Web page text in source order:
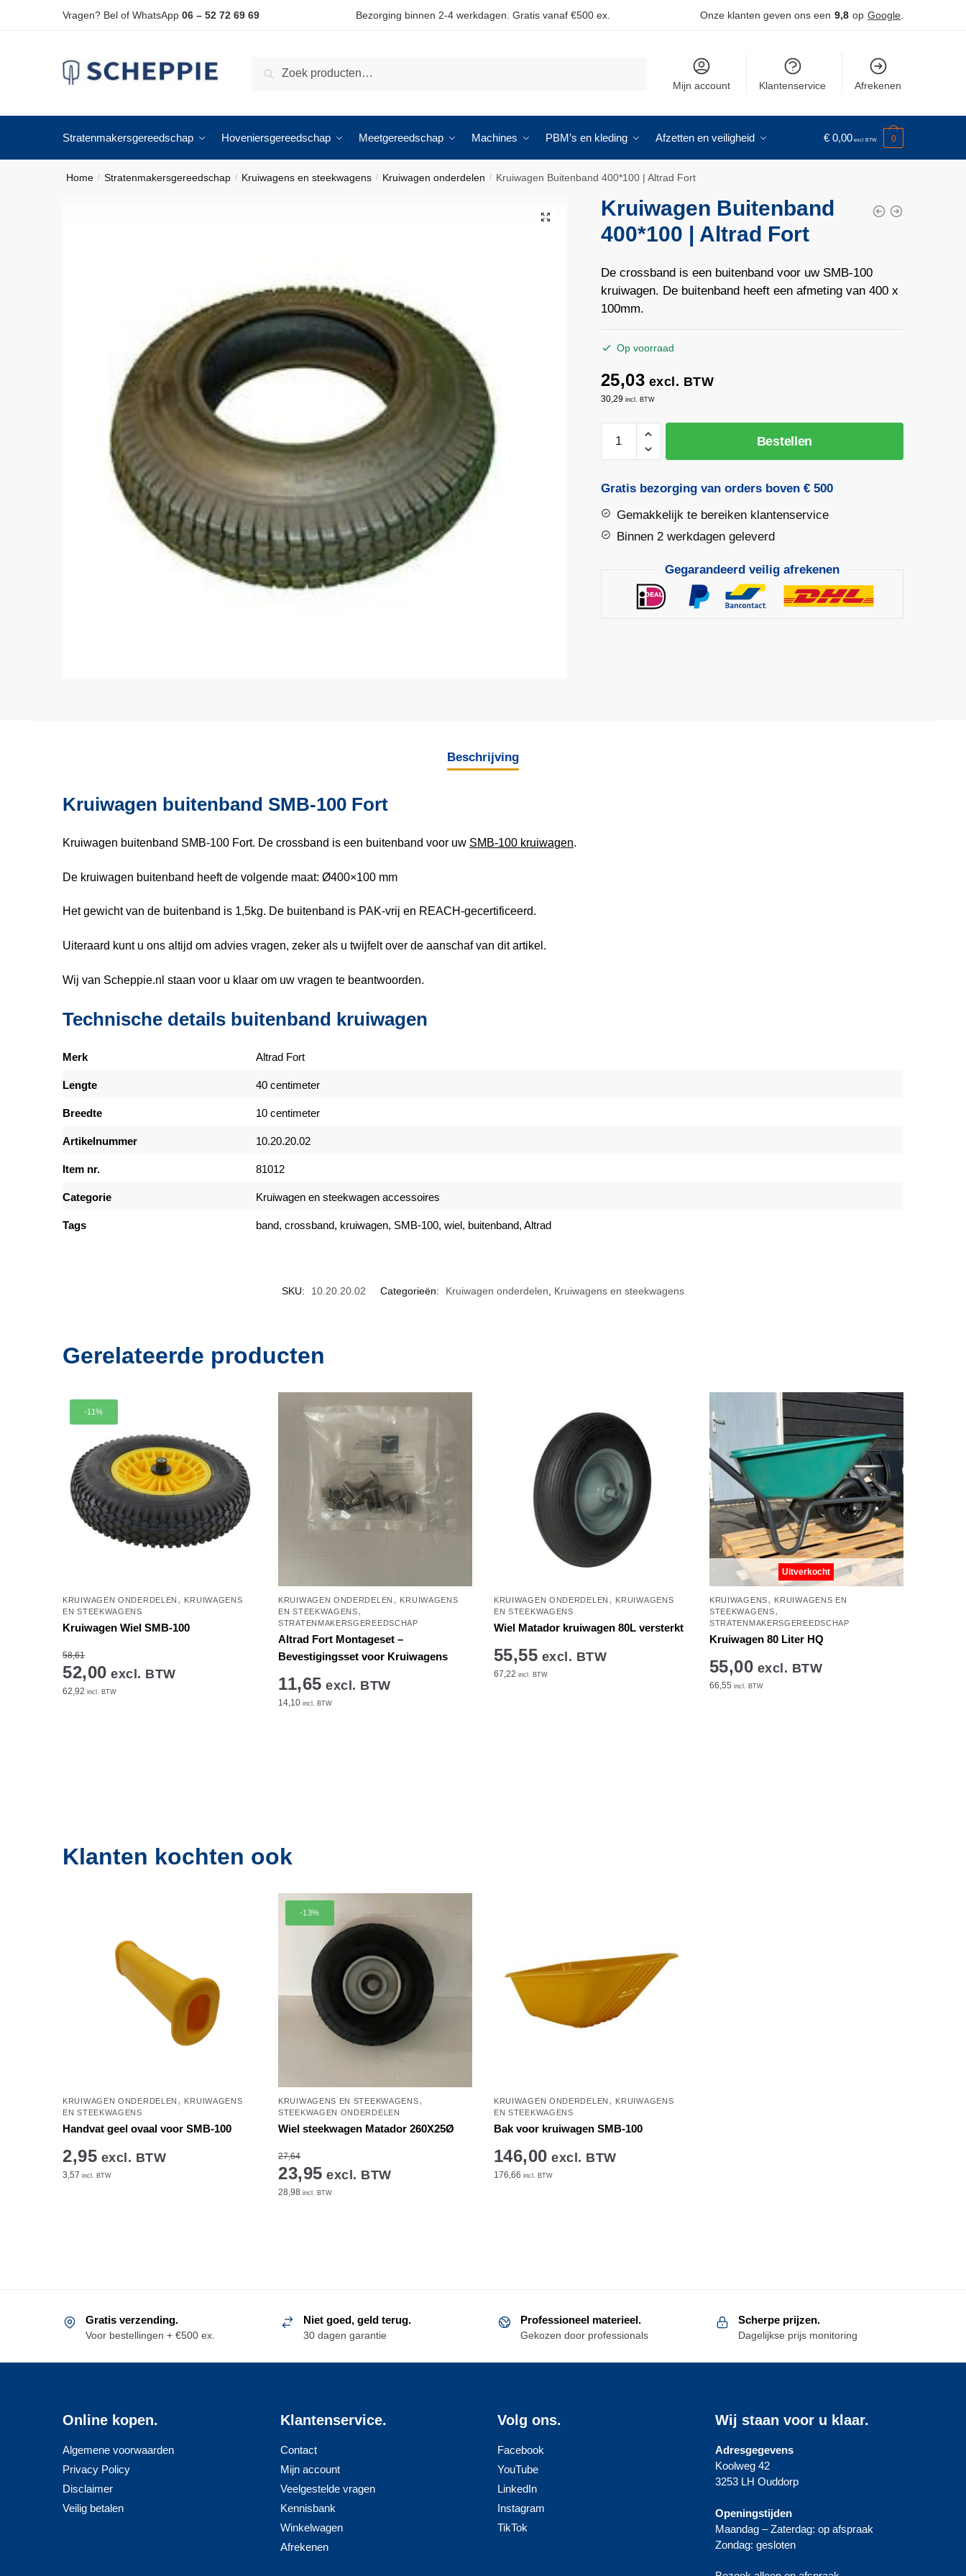
Vragen? Bel of WhatsApp 06 – 52 72 69 69 Bezorging binnen 2-4 werkdagen. Gratis vanaf €500 ex. Onze klanten geven ons een 9,8 op Google
Zoeken
Mijn account Klantenservice Afrekenen
Stratenmakersgereedschap Hoveniersgereedschap Meetgereedschap Machines PBM’s en kleding Afzetten en veiligheid € 0,00 0
Home / Stratenmakersgereedschap / Kruiwagens en steekwagens / Kruiwagen onderdelen / Kruiwagen Buitenband 400*100 | Altrad Fort
🔍
Kruiwagen Buitenband
400*100 | Altrad Fort
De crossband is een buitenband voor uw SMB-100
kruiwagen. De buitenband heeft een afmeting van 400 x
100mm.
Op voorraad
25,03 excl. BTW
30,29incl. BTW
Kruiwagen
Buitenband
|
Fort
aantal
Bestellen
Gratis bezorging van orders boven € 500
Gemakkelijk te bereiken klantenservice
Binnen 2 werkdagen geleverd
Gegarandeerd veilig afrekenen
Beschrijving
Kruiwagen buitenband SMB-100 Fort
Kruiwagen buitenband SMB-100 Fort. De crossband is een buitenband voor uw SMB-100 kruiwagen.
De kruiwagen buitenband heeft de volgende maat: Ø400×100 mm
Het gewicht van de buitenband is 1,5kg. De buitenband is PAK-vrij en REACH-gecertificeerd.
Uiteraard kunt u ons altijd om advies vragen, zeker als u twijfelt over de aanschaf van dit artikel.
Wij van Scheppie.nl staan voor u klaar om uw vragen te beantwoorden.
Technische details buitenband kruiwagen
Merk Altrad Fort
Lengte 40 centimeter
Breedte 10 centimeter
Artikelnummer 10.20.20.02
Item nr. 81012
Categorie Kruiwagen en steekwagen accessoires
Tags band, crossband, kruiwagen, SMB-100, wiel, buitenband, Altrad
SKU: 10.20.20.02 Categorieën: Kruiwagen onderdelen, Kruiwagens en steekwagens
Gerelateerde producten
-11%
KRUIWAGEN ONDERDELEN ,
KRUIWAGENS
EN STEEKWAGENS
Kruiwagen Wiel SMB-100
58,61
52,00 excl. BTW
62,92 incl. BTW
KRUIWAGEN ONDERDELEN ,
KRUIWAGENS
EN STEEKWAGENS,
STRATENMAKERSGEREEDSCHAP
Altrad Fort Montageset –
Bevestigingsset voor Kruiwagens
11,65 excl. BTW
14,10 incl. BTW
KRUIWAGEN ONDERDELEN ,
KRUIWAGENS
EN STEEKWAGENS
Wiel Matador kruiwagen 80L versterkt
55,55 excl. BTW
67,22 incl. BTW
Uitverkocht
KRUIWAGENS,
KRUIWAGENS EN
STEEKWAGENS,
STRATENMAKERSGEREEDSCHAP
Kruiwagen 80 Liter HQ
55,00 excl. BTW
66,55 incl. BTW
Klanten kochten ook
KRUIWAGEN ONDERDELEN ,
KRUIWAGENS
EN STEEKWAGENS
Handvat geel ovaal voor SMB-100
2,95 excl. BTW
3,57 incl. BTW
-13%
KRUIWAGENS EN STEEKWAGENS,
STEEKWAGEN ONDERDELEN
Wiel steekwagen Matador 260X25Ø
27,64
23,95 excl. BTW
28,98 incl. BTW
KRUIWAGEN ONDERDELEN ,
KRUIWAGENS
EN STEEKWAGENS
Bak voor kruiwagen SMB-100
146,00 excl. BTW
176,66 incl. BTW
Gratis verzending.
Voor bestellingen + €500 ex.
Niet goed, geld terug.
30 dagen garantie
Professioneel materieel.
Gekozen door professionals
Scherpe prijzen.
Dagelijkse prijs monitoring
Online kopen.
Algemene voorwaarden
Privacy Policy
Disclaimer
Veilig betalen
Klantenservice.
Contact
Mijn account
Veelgestelde vragen
Kennisbank
Winkelwagen
Afrekenen
Volg ons.
Facebook
YouTube
LinkedIn
Instagram
TikTok
Wij staan voor u klaar.
Adresgegevens
Koolweg 42
3253 LH Ouddorp
Openingstijden
Maandag – Zaterdag: op afspraak
Zondag: gesloten